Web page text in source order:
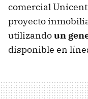
comercial
proyecto
utilizandoun
disponible en